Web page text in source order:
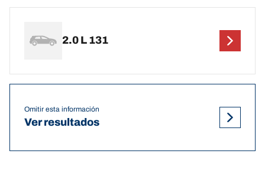
2.0 L 131
Omitir esta información
Ver resultados